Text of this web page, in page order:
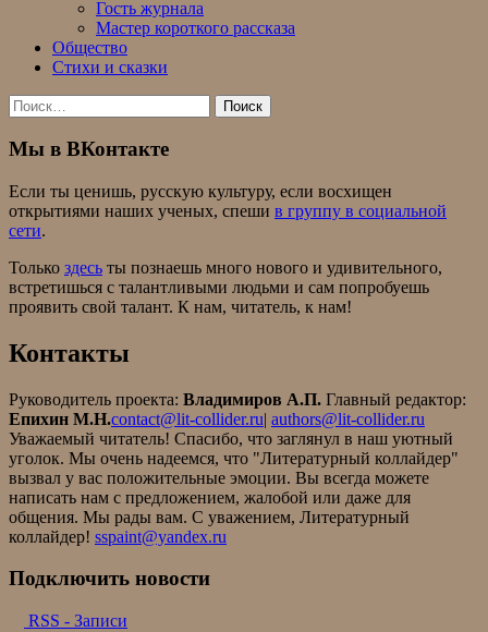
Гость журнала
Мастер короткого рассказа
Общество
Стихи и сказки
Найти:
Мы в ВКонтакте
Если ты ценишь, русскую культуру, если восхищен
открытиями наших ученых, спеши в группу в социальной
сети.
Только здесь ты познаешь много нового и удивительного,
встретишься с талантливыми людьми и сам попробуешь
проявить свой талант. К нам, читатель, к нам!
Контакты
Руководитель проекта: Владимиров А.П. Главный редактор:
Епихин М.Н.contact@lit-collider.ru| authors@lit-collider.ru
Уважаемый читатель! Спасибо, что заглянул в наш уютный
уголок. Мы очень надеемся, что "Литературный коллайдер"
вызвал у вас положительные эмоции. Вы всегда можете
написать нам с предложением, жалобой или даже для
общения. Мы рады вам. С уважением, Литературный
коллайдер! sspaint@yandex.ru
Подключить новости
RSS - Записи